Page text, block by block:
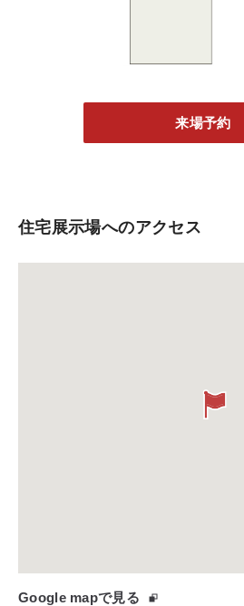
来場予約
住宅展示場へのアクセス
Google mapで見る